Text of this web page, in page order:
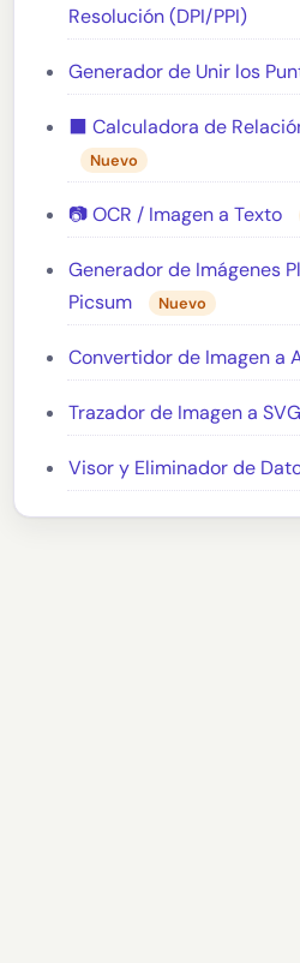
Resolución (DPI/PPI)
Generador de Unir los
⬛ Calculadora de
Nuevo
📷 OCR / Imagen a Texto
Generador de Imágenes
Picsum
Nuevo
Convertidor de Imagen a
Trazador de Imagen a SVG
Visor y Eliminador de